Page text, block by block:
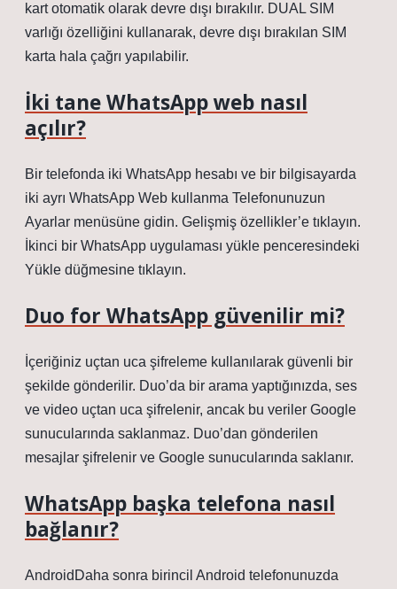
kart otomatik olarak devre dışı bırakılır. DUAL SIM
varlığı özelliğini kullanarak, devre dışı bırakılan SIM
karta hala çağrı yapılabilir.
İki tane WhatsApp web nasıl
açılır?
Bir telefonda iki WhatsApp hesabı ve bir bilgisayarda
iki ayrı WhatsApp Web kullanma Telefonunuzun
Ayarlar menüsüne gidin. Gelişmiş özellikler’e tıklayın.
İkinci bir WhatsApp uygulaması yükle penceresindeki
Yükle düğmesine tıklayın.
Duo for WhatsApp güvenilir mi?
İçeriğiniz uçtan uca şifreleme kullanılarak güvenli bir
şekilde gönderilir. Duo’da bir arama yaptığınızda, ses
ve video uçtan uca şifrelenir, ancak bu veriler Google
sunucularında saklanmaz. Duo’dan gönderilen
mesajlar şifrelenir ve Google sunucularında saklanır.
WhatsApp başka telefona nasıl
bağlanır?
AndroidDaha sonra birincil Android telefonunuzda